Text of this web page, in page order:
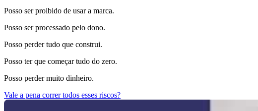
Posso ser proibido de usar a marca.
Posso ser processado pelo dono.
Posso perder tudo que construi.
Posso ter que começar tudo do zero.
Posso perder muito dinheiro.
Vale a pena correr todos esses riscos?